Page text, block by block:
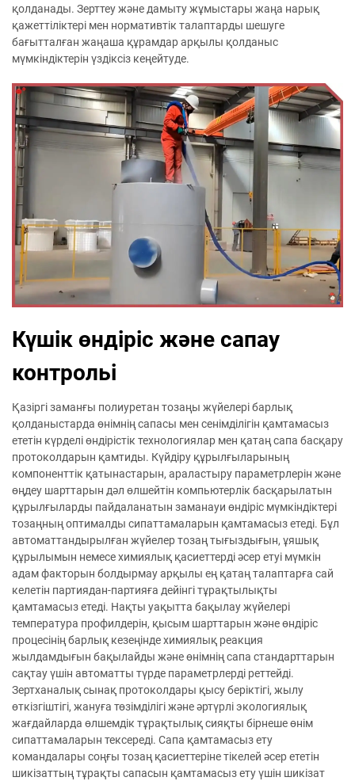
қолданады. Зерттеу және дамыту жұмыстары жаңа нарық
қажеттіліктері мен нормативтік талаптарды шешуге
бағытталған жаңаша құрамдар арқылы қолданыс
мүмкіндіктерін үздіксіз кеңейтуде.
Күшік өндіріс және сапау
контрольі
Қазіргі заманғы полиуретан тозаңы жүйелері барлық
қолданыстарда өнімнің сапасы мен сенімділігін қамтамасыз
ететін күрделі өндірістік технологиялар мен қатаң сапа басқару
протоколдарын қамтиды. Күйдіру құрылғыларының
компоненттік қатынастарын, араластыру параметрлерін және
өңдеу шарттарын дәл өлшейтін компьютерлік басқарылатын
құрылғыларды пайдаланатын заманауи өндіріс мүмкіндіктері
тозаңның оптималды сипаттамаларын қамтамасыз етеді. Бұл
автоматтандырылған жүйелер тозаң тығыздығын, ұяшық
құрылымын немесе химиялық қасиеттерді әсер етуі мүмкін
адам факторын болдырмау арқылы ең қатаң талаптарға сай
келетін партиядан-партияға дейінгі тұрақтылықты
қамтамасыз етеді. Нақты уақытта бақылау жүйелері
температура профилдерін, қысым шарттарын және өндіріс
процесінің барлық кезеңінде химиялық реакция
жылдамдығын бақылайды және өнімнің сапа стандарттарын
сақтау үшін автоматты түрде параметрлерді реттейді.
Зертханалық сынақ протоколдары қысу беріктігі, жылу
өткізгіштігі, жануға төзімділігі және әртүрлі экологиялық
жағдайларда өлшемдік тұрақтылық сияқты бірнеше өнім
сипаттамаларын тексереді. Сапа қамтамасыз ету
командалары соңғы тозаң қасиеттеріне тікелей әсер ететін
шикізаттың тұрақты сапасын қамтамасыз ету үшін шикізат